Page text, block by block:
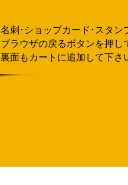
名刺･ショップカード･スタン
ブラウザの戻るボタンを押し
裏面もカートに追加して下さ